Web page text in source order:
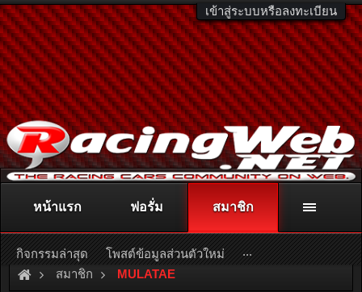
เข้าสู่ระบบหรือลงทะเบียน
ติดต่อลงโฆษณา racingweb@gmail.comหรือโทร. 081-811-1138
หรืออ่านรายละเอียดเพิ่มเติม คลิกที่นี่
สมาชิก MULATAE
หน้าแรก ฟอรั่ม สมาชิก
กิจกรรมล่าสุด โพสต์ข้อมูลส่วนตัวใหม่ ...